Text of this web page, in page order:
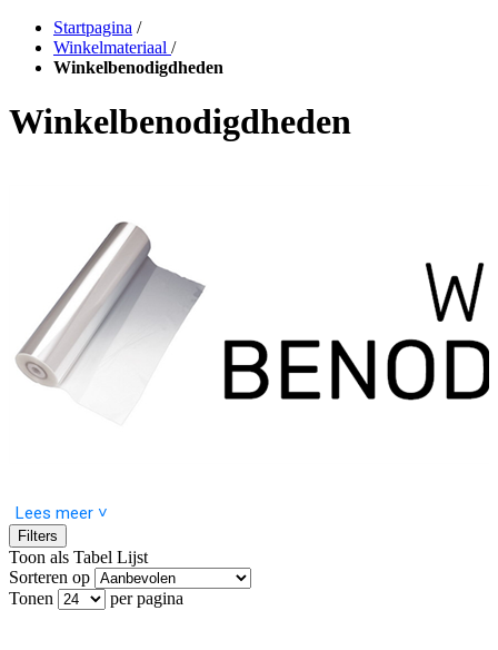
Startpagina /
Winkelmateriaal /
Winkelbenodigdheden
Winkelbenodigdheden
Lees meer ˅
Filters
Toon als Tabel Lijst
Sorteren op
Tonen
per pagina